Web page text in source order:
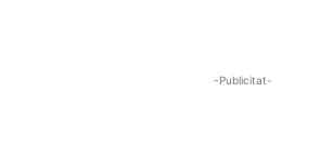
-Publicitat-